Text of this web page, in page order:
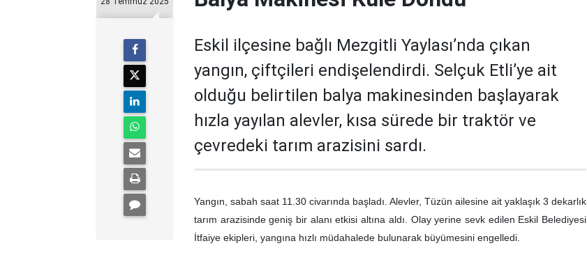
Eskil ilçesine bağlı Mezgitli Yaylası’nda çıkan
yangın, çiftçileri endişelendirdi. Selçuk Etli’ye ait
olduğu belirtilen balya makinesinden başlayarak
hızla yayılan alevler, kısa sürede bir traktör ve
çevredeki tarım arazisini sardı.
Yangın, sabah saat 11.30 civarında başladı. Alevler, Tüzün ailesine ait yaklaşık 3 dekarlık
tarım arazisinde geniş bir alanı etkisi altına aldı. Olay yerine sevk edilen Eskil Belediyesi
İtfaiye ekipleri, yangına hızlı müdahalede bulunarak büyümesini engelledi.